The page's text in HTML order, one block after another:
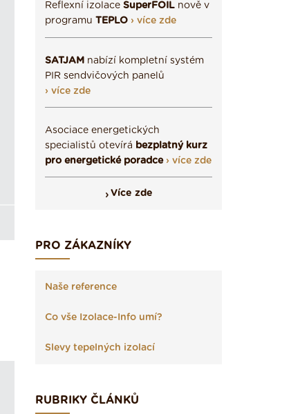
Reflexní izolace SuperFOIL nově v
programu TEPLO › více zde
SATJAM nabízí kompletní systém
PIR sendvičových panelů
› více zde
Asociace energetických
specialistů otevírá bezplatný kurz
pro energetické poradce › více zde
Více zde
PRO ZÁKAZNÍKY
Naše reference
Co vše Izolace-Info umí?
Slevy tepelných izolací
RUBRIKY ČLÁNKŮ